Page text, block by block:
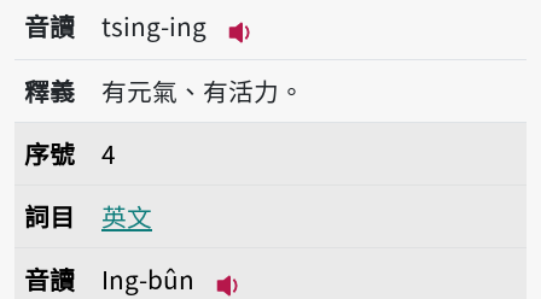
音讀
tsing-ing
播放音讀tsing-ing
釋義
有元氣、有活力。
序號4英文
序號
4
詞目
英文
音讀
Ing-bûn